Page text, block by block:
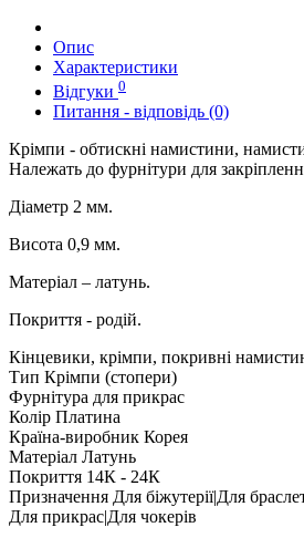
Опис
Характеристики
Відгуки 0
Питання - відповідь (0)
Крімпи - обтискні намистини,
Належать до фурнітури для
Діаметр 2 мм.
Висота 0,9 мм.
Матеріал – латунь.
Покриття - родій.
Кінцевики, крімпи, покривні
Тип Крімпи (стопери)
Фурнітура для прикрас
Колір Платина
Країна-виробник Корея
Матеріал Латунь
Покриття 14К - 24К
Призначення Для біжутерії|Для
Для прикрас|Для чокерів